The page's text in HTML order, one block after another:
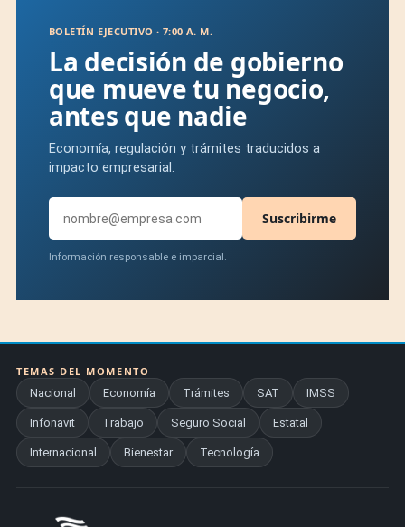
BOLETÍN EJECUTIVO · 7:00 A. M.
La decisión de gobierno
que mueve tu negocio,
antes que nadie
Economía, regulación y trámites traducidos a
impacto empresarial.
Suscribirme
Información responsable e imparcial.
TEMAS DEL MOMENTO
Nacional
Economía Trámites SAT IMSS
Infonavit Trabajo Seguro Social Estatal
Internacional Bienestar Tecnología